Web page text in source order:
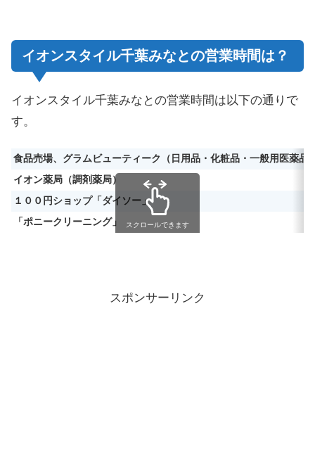
イオンスタイル千葉みなとの営業時間は？
イオンスタイル千葉みなとの営業時間は以下の通りで
す。
食品売場、グラムビューティーク（日用品・化粧品・一般用医薬品
イオン薬局（調剤薬局）
１００円ショップ「ダイソー」
「ポニークリーニング」
スクロールできます
スポンサーリンク